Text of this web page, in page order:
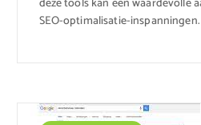
SEO-optimalisatie-inspanningen.